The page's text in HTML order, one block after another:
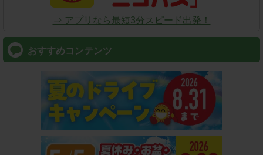
⇒ アプリなら最短3分スピード出発！
おすすめコンテンツ